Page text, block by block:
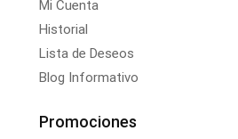
Mi Cuenta
Historial
Lista de Deseos
Blog Informativo
Promociones